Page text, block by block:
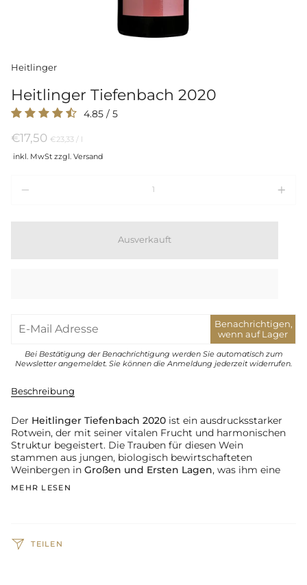
Heitlinger
Heitlinger Tiefenbach 2020
4.85 / 5
€17,50 Preis
Einheit
€23,33 /per
l
inkl. MwSt zzgl. Versand
Ausverkauft
Benachrichtigen,
wenn auf Lager
Bei Bestätigung der Benachrichtigung werden Sie automatisch zum
Newsletter angemeldet. Sie können die Anmeldung jederzeit widerrufen.
Beschreibung
Der Heitlinger Tiefenbach 2020 ist ein ausdrucksstarker
Rotwein, der mit seiner vitalen Frucht und harmonischen
Struktur begeistert. Die Trauben für diesen Wein
stammen aus jungen, biologisch bewirtschafteten
Weinbergen in Großen und Ersten Lagen, was ihm eine
MEHR LESEN
TEILEN